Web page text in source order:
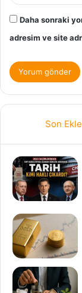
Daha sonraki
adresim ve site
Son